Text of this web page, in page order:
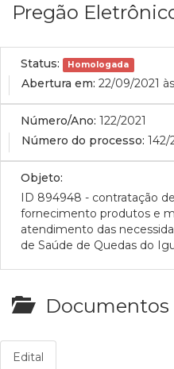
Pregão
Status: Homologada
Abertura em: 22/09/2021
Número/Ano: 122/2021
Número do processo: 142/
Objeto:
ID 894948 - contratação
fornecimento produtos e
atendimento das
de Saúde de Quedas do
Documentos
Edital